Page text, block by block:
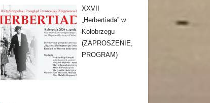
XXVII
„Herbertiada” w
Kołobrzegu
(ZAPROSZENIE,
PROGRAM)